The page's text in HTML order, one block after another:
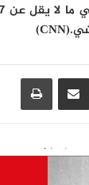
(CNN)
مشاركة عبر البريد طباعة